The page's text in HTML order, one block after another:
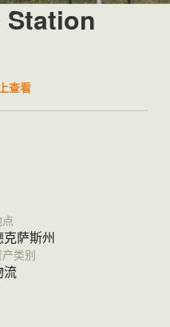
Station
查看
克萨斯州
产类别
流